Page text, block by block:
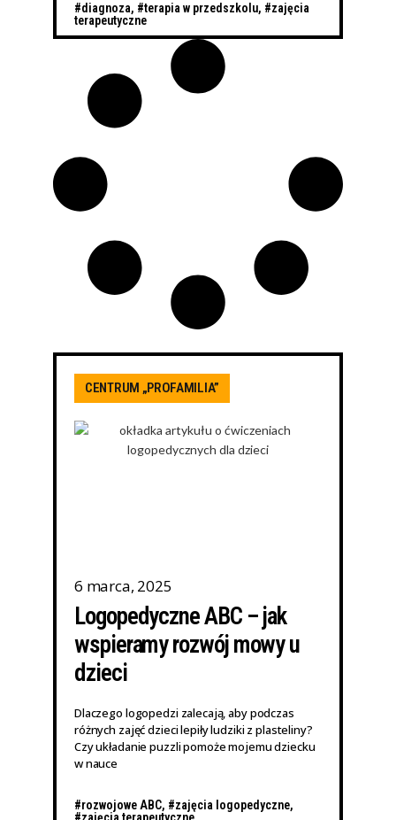
#diagnoza, #terapia w przedszkolu, #zajęcia
terapeutyczne
CENTRUM „PROFAMILIA”
6 marca, 2025
Logopedyczne ABC – jak
wspieramy rozwój mowy u
dzieci
Dlaczego logopedzi zalecają, aby podczas
różnych zajęć dzieci lepiły ludziki z plasteliny?
Czy układanie puzzli pomoże mojemu dziecku
w nauce
#rozwojowe ABC, #zajęcia logopedyczne,